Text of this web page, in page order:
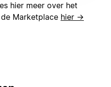
hier meer over het
Marketplace hier →